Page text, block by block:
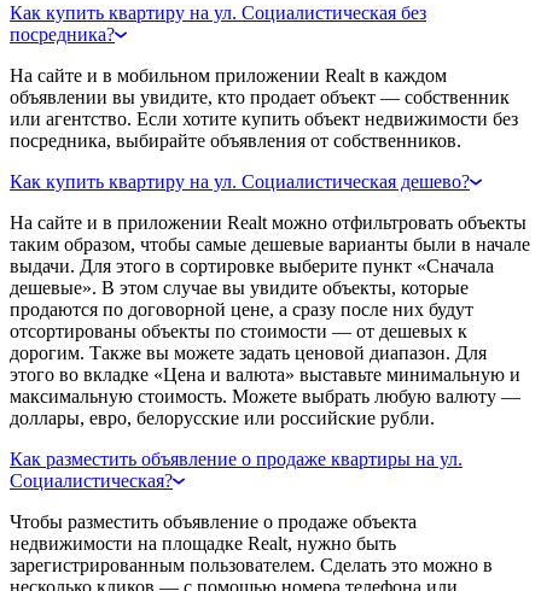
Как купить квартиру на ул. Социалистическая без
посредника?
На сайте и в мобильном приложении Realt в каждом
объявлении вы увидите, кто продает объект — собственник
или агентство. Если хотите купить объект недвижимости без
посредника, выбирайте объявления от собственников.
Как купить квартиру на ул. Социалистическая дешево?
На сайте и в приложении Realt можно отфильтровать объекты
таким образом, чтобы самые дешевые варианты были в начале
выдачи. Для этого в сортировке выберите пункт «Сначала
дешевые». В этом случае вы увидите объекты, которые
продаются по договорной цене, а сразу после них будут
отсортированы объекты по стоимости — от дешевых к
дорогим. Также вы можете задать ценовой диапазон. Для
этого во вкладке «Цена и валюта» выставьте минимальную и
максимальную стоимость. Можете выбрать любую валюту —
доллары, евро, белорусские или российские рубли.
Как разместить объявление о продаже квартиры на ул.
Социалистическая?
Чтобы разместить объявление о продаже объекта
недвижимости на площадке Realt, нужно быть
зарегистрированным пользователем. Сделать это можно в
несколько кликов — с помощью номера телефона или